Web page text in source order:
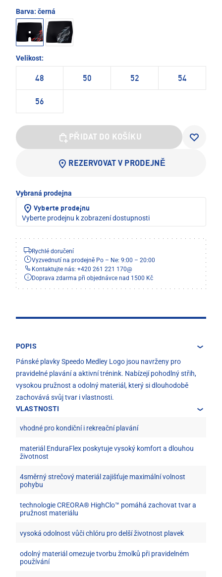
Barva: černá
Velikost:
48 50 52 54
56
PŘIDAT DO KOŠÍKU
REZERVOVAT V PRODEJNĚ
Vybraná prodejna
Vyberte prodejnu
Vyberte prodejnu k zobrazení dostupnosti
Rychlé doručení
Vyzvednutí na prodejně Po – Ne: 9:00 – 20:00
Kontaktujte nás: +420 261 221 170@
Doprava zdarma při objednávce nad 1500 Kč
POPIS
Pánské plavky Speedo Medley Logo jsou navrženy pro
pravidelné plavání a aktivní trénink. Nabízejí pohodlný střih,
vysokou pružnost a odolný materiál, který si dlouhodobě
zachovává svůj tvar i vlastnosti.
VLASTNOSTI
vhodné pro kondiční i rekreační plavání
materiál EnduraFlex poskytuje vysoký komfort a dlouhou
životnost
4směrný strečový materiál zajišťuje maximální volnost
pohybu
technologie CREORA® HighClo™ pomáhá zachovat tvar a
pružnost materiálu
vysoká odolnost vůči chlóru pro delší životnost plavek
odolný materiál omezuje tvorbu žmolků při pravidelném
používání